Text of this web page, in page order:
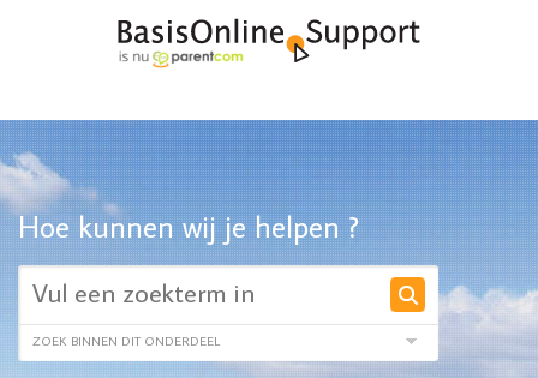
Hoe kunnen wij je helpen ?